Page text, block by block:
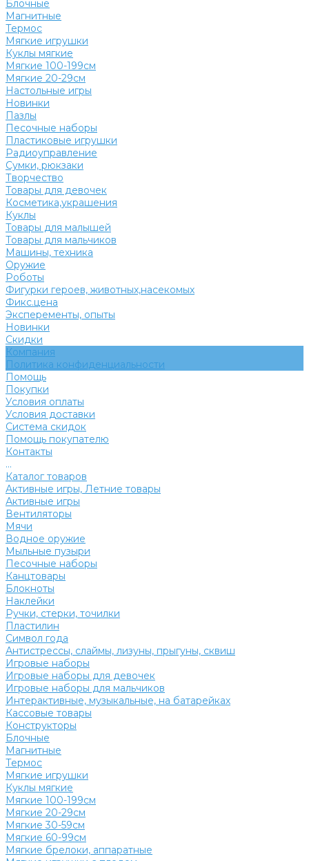
Блочные
Магнитные
Термос
Мягкие игрушки
Куклы мягкие
Мягкие 100-199см
Мягкие 20-29см
Настольные игры
Новинки
Пазлы
Песочные наборы
Пластиковые игрушки
Радиоуправление
Сумки, рюкзаки
Творчество
Товары для девочек
Косметика,украшения
Куклы
Товары для малышей
Товары для мальчиков
Машины, техника
Оружие
Роботы
Фигурки героев, животных,насекомых
Фикс.цена
Эксперементы, опыты
Новинки
Скидки
Компания
Политика конфиденциальности
Помощь
Покупки
Условия оплаты
Условия доставки
Система скидок
Помощь покупателю
Контакты
...
Каталог товаров
Активные игры, Летние товары
Активные игры
Вентиляторы
Мячи
Водное оружие
Мыльные пузыри
Песочные наборы
Канцтовары
Блокноты
Наклейки
Ручки, стерки, точилки
Пластилин
Символ года
Антистрессы, слаймы, лизуны, прыгуны, сквиш
Игровые наборы
Игровые наборы для девочек
Игровые наборы для мальчиков
Интерактивные, музыкальные, на батарейках
Кассовые товары
Конструкторы
Блочные
Магнитные
Термос
Мягкие игрушки
Куклы мягкие
Мягкие 100-199см
Мягкие 20-29см
Мягкие 30-59см
Мягкие 60-99см
Мягкие брелоки, аппаратные